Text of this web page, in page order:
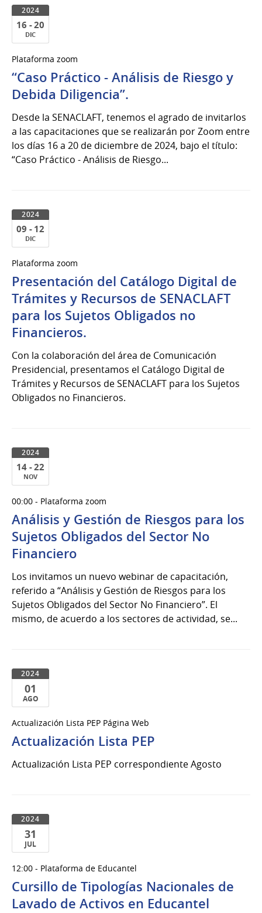
2024
16 - 20
DIC
al
20
de
del
2024
Plataforma zoom
“Caso Práctico - Análisis de Riesgo y
Debida Diligencia”.
Desde la SENACLAFT, tenemos el agrado de invitarlos
a las capacitaciones que se realizarán por Zoom entre
los días 16 a 20 de diciembre de 2024, bajo el título:
“Caso Práctico - Análisis de Riesgo...
2024
09 - 12
DIC
al
12
de
Dic
del
2024
Plataforma zoom
Presentación del Catálogo Digital de
Trámites y Recursos de SENACLAFT
para los Sujetos Obligados no
Financieros.
Con la colaboración del área de Comunicación
Presidencial, presentamos el Catálogo Digital de
Trámites y Recursos de SENACLAFT para los Sujetos
Obligados no Financieros.
2024
14 - 22
NOV
al
22
de
Nov
del
2024
00:00 - Plataforma zoom
Análisis y Gestión de Riesgos para los
Sujetos Obligados del Sector No
Financiero
Los invitamos un nuevo webinar de capacitación,
referido a “Análisis y Gestión de Riesgos para los
Sujetos Obligados del Sector No Financiero”. El
mismo, de acuerdo a los sectores de actividad, se...
2024
01
AGO
de
Ago
2024
Actualización Lista PEP Página Web
Actualización Lista PEP
Actualización Lista PEP correspondiente Agosto
2024
31
JUL
de
Jul
del
12:00 - Plataforma de Educantel
Cursillo de Tipologías Nacionales de
Lavado de Activos en Educantel